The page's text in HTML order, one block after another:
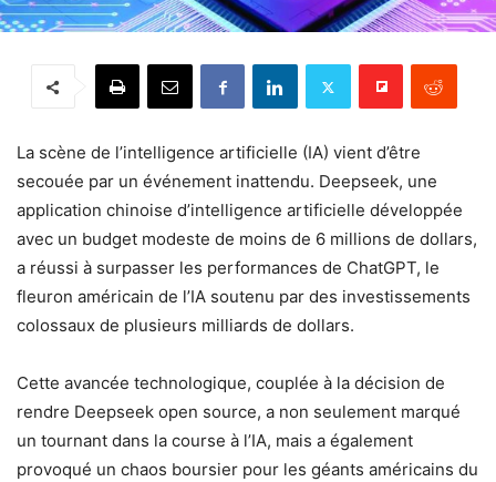
La scène de l’intelligence artificielle (IA) vient d’être
secouée par un événement inattendu. Deepseek, une
application chinoise d’intelligence artificielle développée
avec un budget modeste de moins de 6 millions de dollars,
a réussi à surpasser les performances de ChatGPT, le
fleuron américain de l’IA soutenu par des investissements
colossaux de plusieurs milliards de dollars.
Cette avancée technologique, couplée à la décision de
rendre Deepseek open source, a non seulement marqué
un tournant dans la course à l’IA, mais a également
provoqué un chaos boursier pour les géants américains du